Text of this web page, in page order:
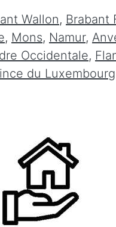
Wallon, Brabant
, Mons, Namur,
Occidentale,
du Luxembourg